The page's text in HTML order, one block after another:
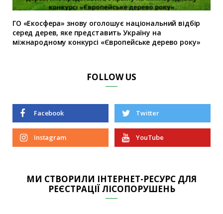
ГО «Екосфера» знову оголошує національний відбір
серед дерев, яке представить Україну на
міжнародному конкурсі «Європейське дерево року»
FOLLOW US
Facebook Twitter
Instagram YouTube
МИ СТВОРИЛИ ІНТЕРНЕТ-РЕСУРС ДЛЯ
РЕЄСТРАЦІЇ ЛІСОПОРУШЕНЬ